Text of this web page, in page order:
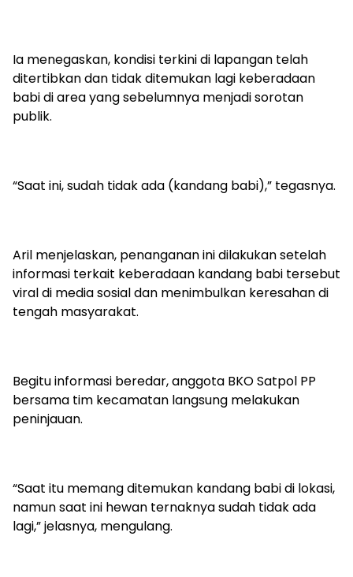
Ia menegaskan, kondisi terkini di lapangan telah
ditertibkan dan tidak ditemukan lagi keberadaan
babi di area yang sebelumnya menjadi sorotan
publik.
“Saat ini, sudah tidak ada (kandang babi),” tegasnya.
Aril menjelaskan, penanganan ini dilakukan setelah
informasi terkait keberadaan kandang babi tersebut
viral di media sosial dan menimbulkan keresahan di
tengah masyarakat.
Begitu informasi beredar, anggota BKO Satpol PP
bersama tim kecamatan langsung melakukan
peninjauan.
“Saat itu memang ditemukan kandang babi di lokasi,
namun saat ini hewan ternaknya sudah tidak ada
lagi,” jelasnya, mengulang.